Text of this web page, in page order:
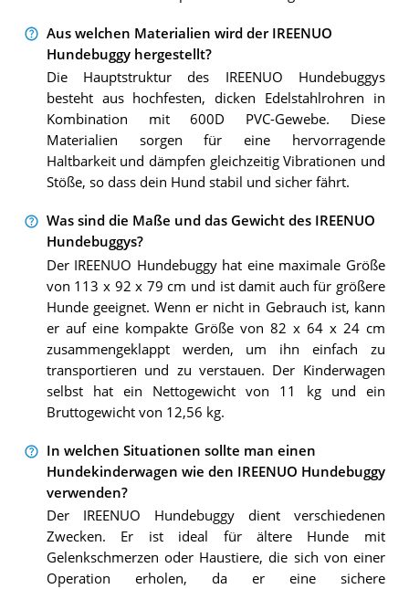
Aus welchen Materialien wird der IREENUO
Hundebuggy hergestellt?
Die Hauptstruktur des IREENUO Hundebuggys
besteht aus hochfesten, dicken Edelstahlrohren in
Kombination mit 600D PVC-Gewebe. Diese
Materialien sorgen für eine hervorragende
Haltbarkeit und dämpfen gleichzeitig Vibrationen und
Stöße, so dass dein Hund stabil und sicher fährt.
Was sind die Maße und das Gewicht des IREENUO
Hundebuggys?
Der IREENUO Hundebuggy hat eine maximale Größe
von 113 x 92 x 79 cm und ist damit auch für größere
Hunde geeignet. Wenn er nicht in Gebrauch ist, kann
er auf eine kompakte Größe von 82 x 64 x 24 cm
zusammengeklappt werden, um ihn einfach zu
transportieren und zu verstauen. Der Kinderwagen
selbst hat ein Nettogewicht von 11 kg und ein
Bruttogewicht von 12,56 kg.
In welchen Situationen sollte man einen
Hundekinderwagen wie den IREENUO Hundebuggy
verwenden?
Der IREENUO Hundebuggy dient verschiedenen
Zwecken. Er ist ideal für ältere Hunde mit
Gelenkschmerzen oder Haustiere, die sich von einer
Operation erholen, da er eine sichere